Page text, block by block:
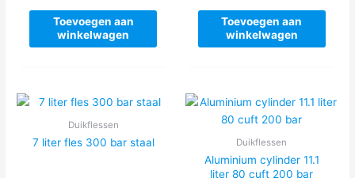
Toevoegen aan
winkelwagen
Toevoegen aan
winkelwagen
Duikflessen
7 liter fles 300 bar staal Duikflessen
Aluminium cylinder 11.1
liter 80 cuft 200 bar